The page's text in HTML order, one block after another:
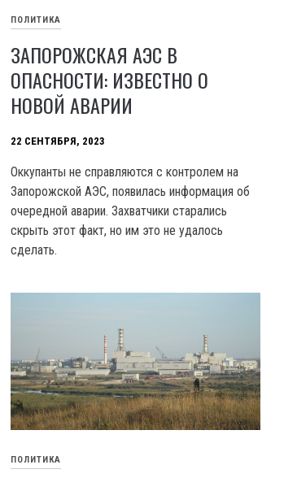
ПОЛИТИКА
ЗАПОРОЖСКАЯ АЭС В
ОПАСНОСТИ: ИЗВЕСТНО О
НОВОЙ АВАРИИ
22 СЕНТЯБРЯ, 2023
Оккупанты не справляются с контролем на
Запорожской АЭС, появилась информация об
очередной аварии. Захватчики старались
скрыть этот факт, но им это не удалось
сделать.
ПОЛИТИКА